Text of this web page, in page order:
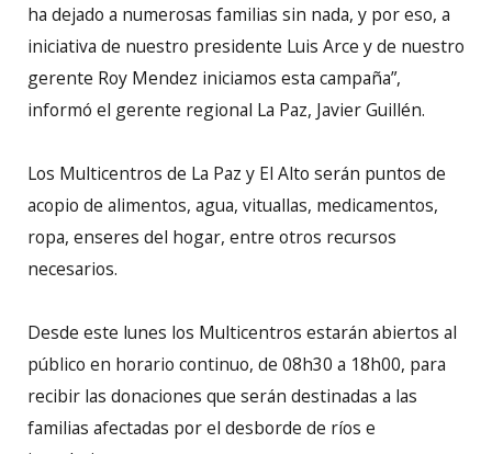
ha dejado a numerosas familias sin nada, y por eso, a
iniciativa de nuestro presidente Luis Arce y de nuestro
gerente Roy Mendez iniciamos esta campaña”,
informó el gerente regional La Paz, Javier Guillén.
Los Multicentros de La Paz y El Alto serán puntos de
acopio de alimentos, agua, vituallas, medicamentos,
ropa, enseres del hogar, entre otros recursos
necesarios.
Desde este lunes los Multicentros estarán abiertos al
público en horario continuo, de 08h30 a 18h00, para
recibir las donaciones que serán destinadas a las
familias afectadas por el desborde de ríos e